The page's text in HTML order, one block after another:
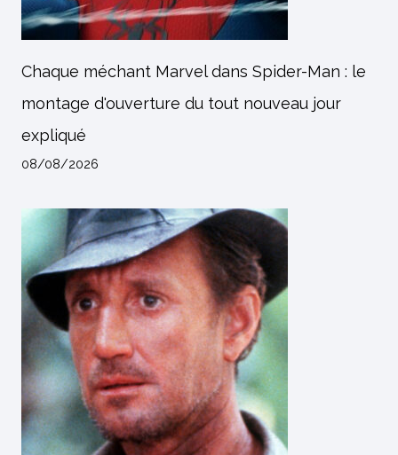
Chaque méchant Marvel dans Spider-Man : le
montage d'ouverture du tout nouveau jour
expliqué
08/08/2026